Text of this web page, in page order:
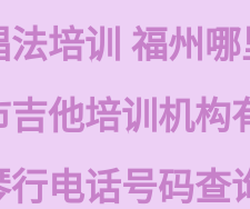
法培训 福州
吉他培训机构
行电话号码查